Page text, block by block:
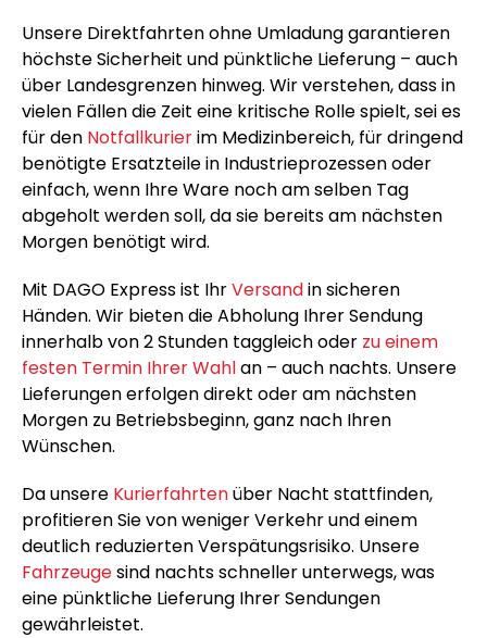
Unsere Direktfahrten ohne Umladung garantieren
höchste Sicherheit und pünktliche Lieferung – auch
über Landesgrenzen hinweg. Wir verstehen, dass in
vielen Fällen die Zeit eine kritische Rolle spielt, sei es
für den Notfallkurierim Medizinbereich, für dringend
benötigte Ersatzteile in Industrieprozessen oder
einfach, wenn Ihre Ware noch am selben Tag
abgeholt werden soll, da sie bereits am nächsten
Morgen benötigt wird.
Mit DAGO Express ist IhrVersandin sicheren
Händen. Wir bieten die Abholung Ihrer Sendung
innerhalb von 2 Stunden taggleich oder zu einem
festen Termin Ihrer Wahlan – auch nachts. Unsere
Lieferungen erfolgen direkt oder am nächsten
Morgen zu Betriebsbeginn, ganz nach Ihren
Wünschen.
Da unsere Kurierfahrtenüber Nacht stattfinden,
profitieren Sie von weniger Verkehr und einem
deutlich reduzierten Verspätungsrisiko. Unsere
Fahrzeugesind nachts schneller unterwegs, was
eine pünktliche Lieferung Ihrer Sendungen
gewährleistet.